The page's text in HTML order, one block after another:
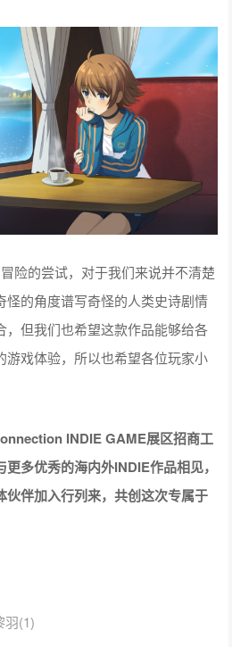
险的尝试，对于我们来说并不清楚
怪的角度谱写奇怪的人类史诗剧情
，但我们也希望这款作品能够给各
游戏体验，所以也希望各位玩家小
INDIE GAME展区招商工
多优秀的海内外INDIE作品相见，
伙伴加入行列来，共创这次专属于
羽(1)